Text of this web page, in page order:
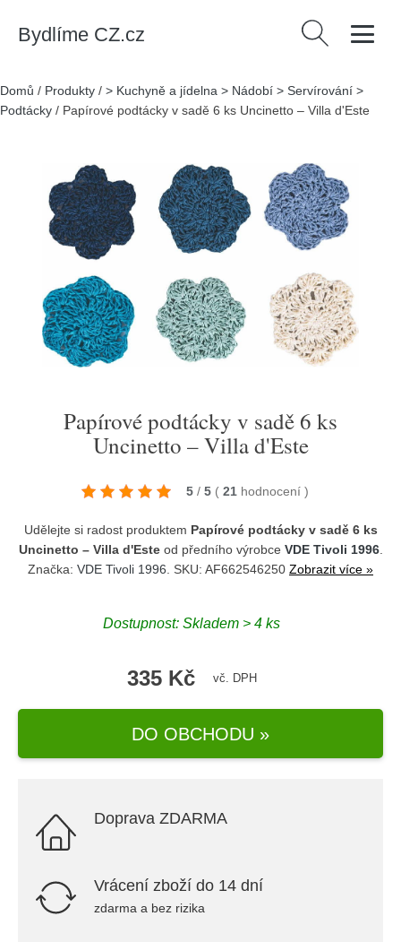
Bydlíme CZ.cz Vyhledávání
Domů / Produkty / > Kuchyně a jídelna > Nádobí > Servírování >
Podtácky / Papírové podtácky v sadě 6 ks Uncinetto – Villa d'Este
Papírové podtácky v sadě 6 ks
Uncinetto – Villa d'Este
5 / 5 ( 21 hodnocení )
Udělejte si radost produktem Papírové podtácky v sadě 6 ks
Uncinetto – Villa d'Esteod předního výrobce VDE Tivoli 1996.
Značka: VDE Tivoli 1996 . SKU: AF662546250 Zobrazit více »
Dostupnost: Skladem > 4 ks
335 Kč vč. DPH
DO OBCHODU »
Doprava ZDARMA
Vrácení zboží do 14 dní
zdarma a bez rizika